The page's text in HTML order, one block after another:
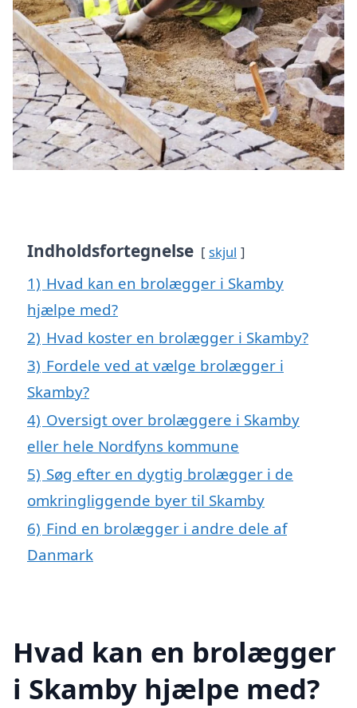
Indholdsfortegnelse skjul
1) Hvad kan en brolægger i Skamby
hjælpe med?
2) Hvad koster en brolægger i Skamby?
3) Fordele ved at vælge brolægger i
Skamby?
4) Oversigt over brolæggere i Skamby
eller hele Nordfyns kommune
5) Søg efter en dygtig brolægger i de
omkringliggende byer til Skamby
6) Find en brolægger i andre dele af
Danmark
Hvad kan en brolægger
i Skamby hjælpe med?